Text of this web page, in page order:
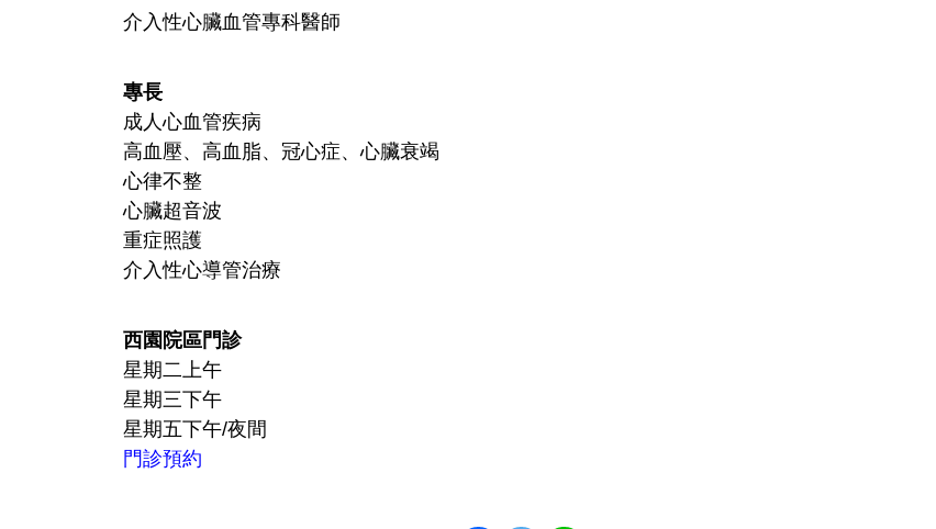
介入性心臟血管專科醫師
專長
成人心血管疾病
高血壓、高血脂、冠心症、心臟衰竭
心律不整
心臟超音波
重症照護
介入性心導管治療
西園院區門診
星期二上午
星期三下午
星期五下午/夜間
門診預約